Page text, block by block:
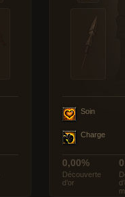
Soin
Charge
0,00%
Découverte
d’or